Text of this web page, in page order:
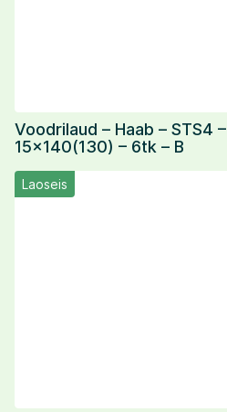
Voodrilaud – Haab – STS4 –
15×140(130) – 6tk – B
Laoseis